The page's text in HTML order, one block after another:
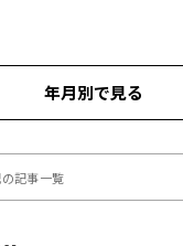
年月別で見る
年08月
年07月
記事一覧